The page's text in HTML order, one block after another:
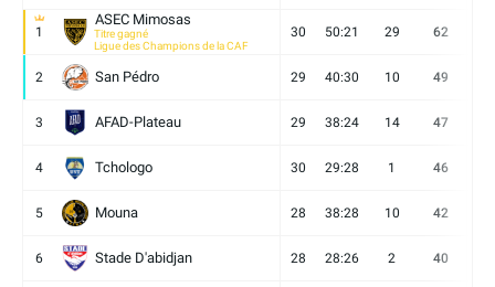
1
ASEC Mimosas
Titre gagné
Ligue des Champions de la CAF
30 50:21 29 62
2 San Pédro 29 40:30 10 49
3 AFAD-Plateau 29 38:24 14 47
4 Tchologo 30 29:28 1 46
5 Mouna 28 38:28 10 42
6 Stade D'abidjan 28 28:26 2 40